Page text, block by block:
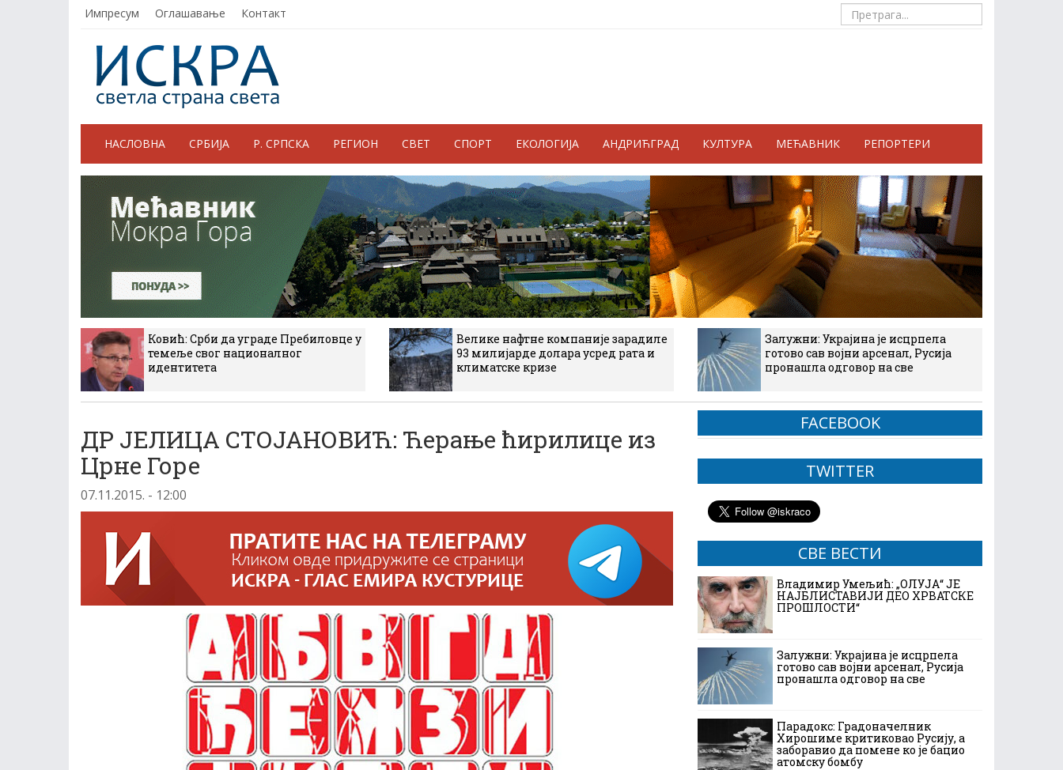
Импресум Оглашавање Контакт
НАСЛОВНА СРБИЈА Р. СРПСКА РЕГИОН СВЕТ СПОРТ ЕКОЛОГИЈА АНДРИЋГРАД КУЛТУРА МЕЋАВНИК РЕПОРТЕРИ
Ковић: Срби да уграде Пребиловце у
темеље свог националног
идентитета
Велике нафтне компаније зарадиле
93 милијарде долара усред рата и
климатске кризе
Залужни: Украјина је исцрпела
готово сав војни арсенал, Русија
пронашла одговор на све
ДР ЈЕЛИЦА СТОЈАНОВИЋ: Ћерање ћирилице из
Црне Горе
07.11.2015. - 12:00
FACEBOOK
TWITTER
СВЕ ВЕСТИ
Владимир Умељић: „ОЛУЈА“ ЈЕ
НАЈБЛИСТАВИЈИ ДЕО ХРВАТСКЕ
ПРОШЛОСТИ“
Залужни: Украјина је исцрпела
готово сав војни арсенал, Русија
пронашла одговор на све
Парадокс: Градоначелник
Хирошиме критиковао Русију, а
заборавио да помене ко је бацио
атомску бомбу